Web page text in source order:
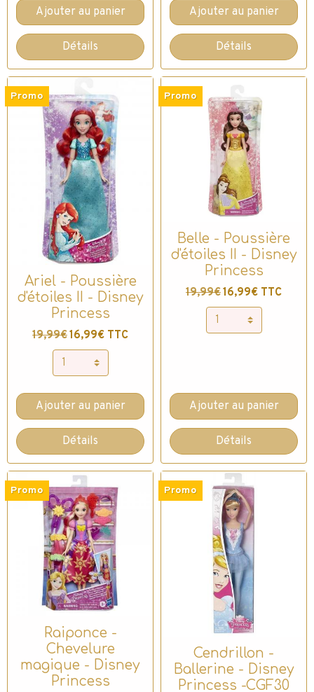
Ajouter au panier
Détails
Ajouter au panier
Détails
Promo
Ariel - Poussière
d'étoiles II - Disney
Princess
19,99€16,99€ TTC
Ajouter au panier
Détails
Promo
Belle - Poussière
d'étoiles II - Disney
Princess
19,99€16,99€ TTC
Ajouter au panier
Détails
Promo
Raiponce -
Chevelure
magique - Disney
Princess
Promo
Cendrillon -
Ballerine - Disney
Princess -CGF30